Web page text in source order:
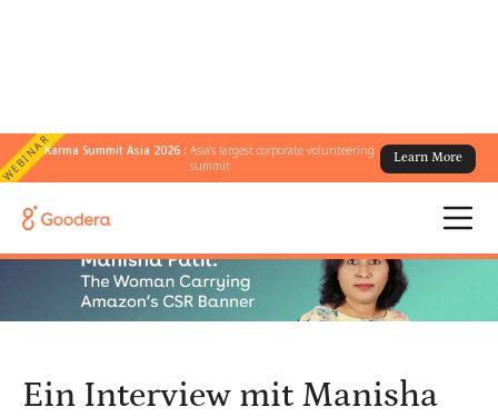
WEBINARKarma Summit Asia 2026 :Asia's largest corporate volunteering
summit
Learn More
← Alle Blogs
Ein Interview mit Manisha